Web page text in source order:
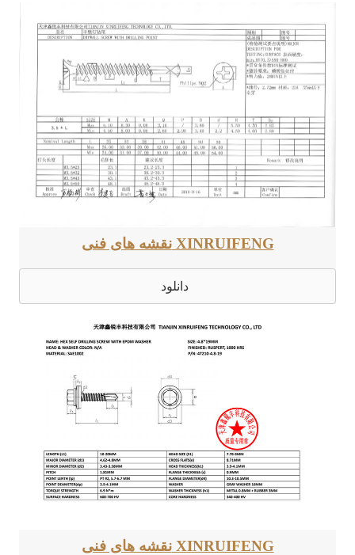
نقشه های فنی XINRUIFENG
دانلود
نقشه های فنی XINRUIFENG